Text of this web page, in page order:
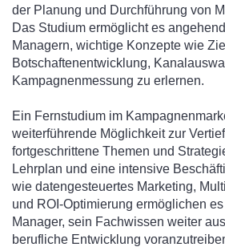
der Planung und Durchführung von
Das Studium ermöglicht es
Managern, wichtige Konzepte wie
Botschaftenentwicklung,
Kampagnenmessung zu erlernen.
Ein Fernstudium im
weiterführende Möglichkeit zur
fortgeschrittene Themen und
Lehrplan und eine intensive
wie datengesteuertes Marketing,
und ROI-Optimierung ermöglichen
Manager, sein Fachwissen weiter
berufliche Entwicklung